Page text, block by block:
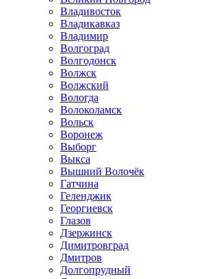
Владивосток
Владикавказ
Владимир
Волгоград
Волгодонск
Волжск
Волжский
Вологда
Волоколамск
Вольск
Воронеж
Выборг
Выкса
Вышний Волочёк
Гатчина
Геленджик
Георгиевск
Глазов
Дзержинск
Димитровград
Дмитров
Долгопрудный